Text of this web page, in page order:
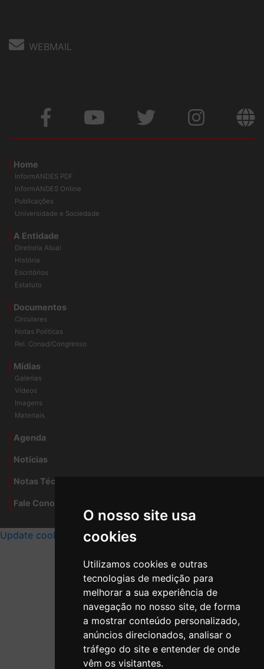
O nosso site usa
cookies
Utilizamos cookies e outras
tecnologias de medição para
melhorar a sua experiência de
navegação no nosso site, de forma
a mostrar conteúdo personalizado,
anúncios direcionados, analisar o
tráfego do site e entender de onde
vêm os visitantes.
WEBMAIL
Home
InformANDES PDF
InformANDES Online
Publicações
Universidade e Sociedade
A Entidade
Diretoria Atual
História
Escritórios
Estatuto
Documentos
Circulares
Notas Políticas
Rel. Conad/Congresso
Mídias
Galerias
Vídeos
Imagens
Materiais
Agenda
Notícias
Notas Técnicas
Fale Conocsco
MANTIDO POR Camaleão Soft
Update cookies preferences